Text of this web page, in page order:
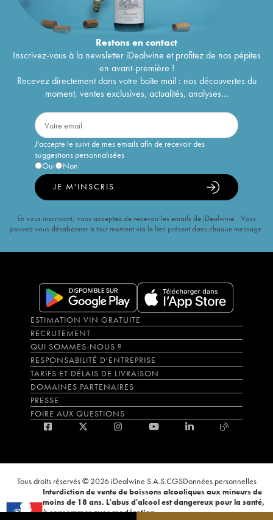
Restons encontact
Inscrivez-vous à la newsletter iDealwine et profitez de nos pépites
en avant-première !
Recevez directement dans votre boîte mail : nos découvertes du
moment, ventes exclusives, actualités, analyses...
J'accepte le suivi de mes emails afin de recevoir des
suggestions personnalisées
Oui
Non
JE M'INSCRIS
En vous inscrivant, vous acceptez de recevoir les emails de iDealwine. Vous
pouvez vous désabonner à tout moment via le lien présent dans chaque message.
ESTIMATION VIN GRATUITE
RECRUTEMENT
QUI SOMMES-NOUS ?
RESPONSABILITÉ D'ENTREPRISE
TARIFS ET DÉLAIS DE LIVRAISON
DOMAINES PARTENAIRES
PRESSE
FOIRE AUX QUESTIONS
Tous droits réservés © 2026 iDealwine S.A.S.CGSDonnées personnelles
Interdiction de vente de boissons alcooliques aux mineurs de
moins de 18 ans. L'abus d'alcool est dangereux pour la santé,
à consommer avec modération.